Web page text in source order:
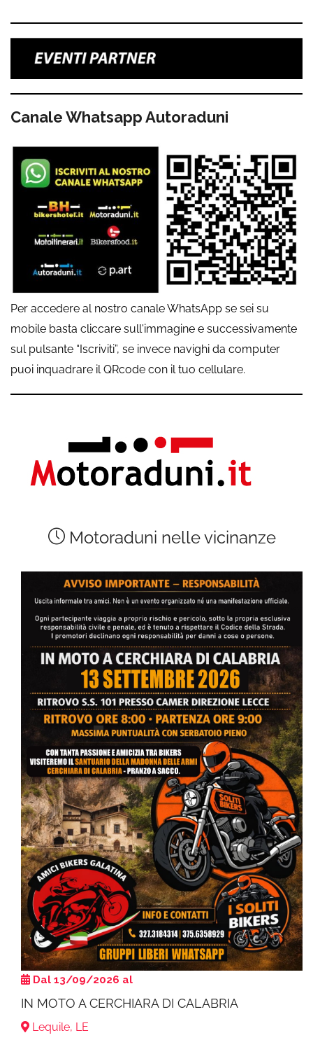
Canale Whatsapp Autoraduni
Per accedere al nostro canale WhatsApp se sei su
mobile basta cliccare sull'immagine e successivamente
sul pulsante “Iscriviti”, se invece navighi da computer
puoi inquadrare il QRcode con il tuo cellulare.
Motoraduni nelle vicinanze
Dal 13/09/2026 al
IN MOTO A CERCHIARA DI CALABRIA
Lequile, LE